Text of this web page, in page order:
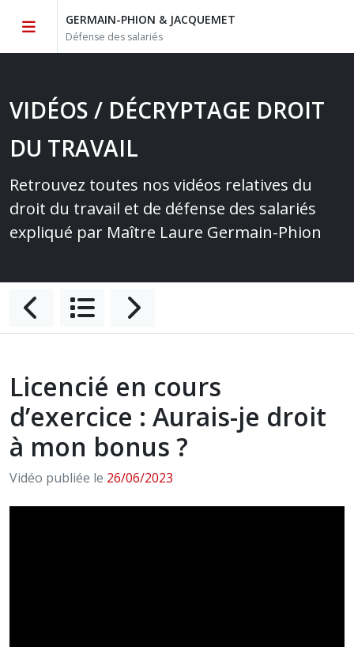
GERMAIN-PHION & JACQUEMET
Défense des salariés
VIDÉOS / DÉCRYPTAGE DROIT
DU TRAVAIL
Retrouvez toutes nos vidéos relatives du
droit du travail et de défense des salariés
expliqué par Maître Laure Germain-Phion
Licencié en cours
d’exercice : Aurais-je droit
à mon bonus ?
Vidéo publiée le 26/06/2023